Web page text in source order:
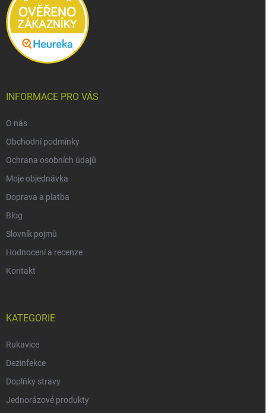
INFORMACE PRO VÁS
O nás
Obchodní podmínky
Ochrana osobních údajů
Moje objednávka
Doprava a platba
Blog
Slovník pojmů
Hodnocení a recenze
Kontakt
KATEGORIE
Rukavice
Dezinfekce
Doplňky stravy
Jednorázové produkty